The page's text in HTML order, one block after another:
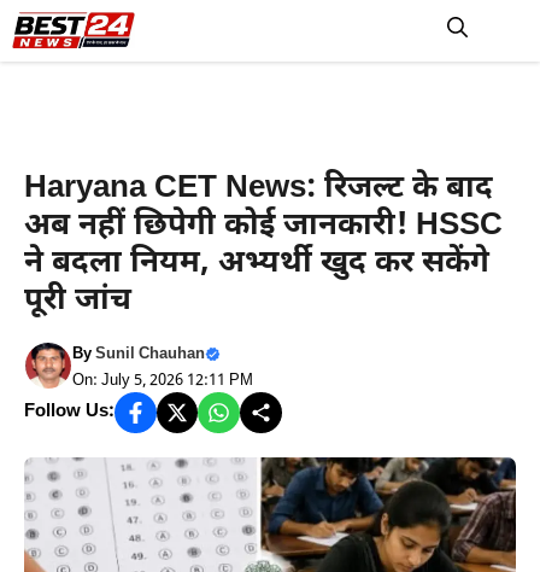
Skip
to
Haryana CET News: रिजल्ट के बाद
अब नहीं छिपेगी कोई जानकारी! HSSC
ने बदला नियम, अभ्यर्थी खुद कर सकेंगे
पूरी जांच
BySunil Chauhan
On: July 5, 2026 12:11 PM
Follow Us: